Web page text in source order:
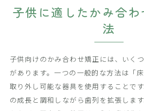
子供に適したかみ合
法
子供向けのかみ合わせ矯正には、いく
があります。一つの一般的な方法は「
取り外し可能な器具を使用することで
の成長と調和しながら歯列を拡張しま